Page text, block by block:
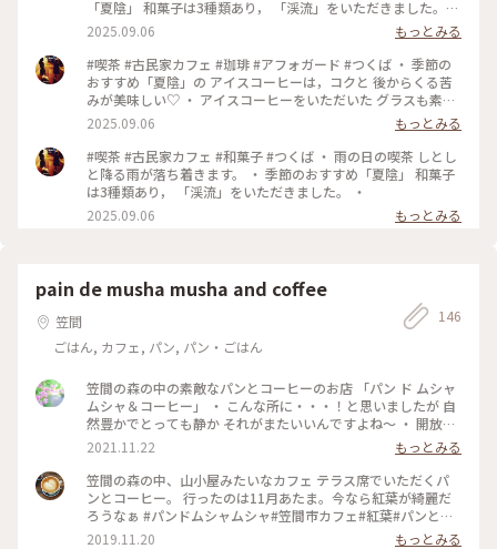
「夏陰」 和菓子は3種類あり， 「渓流」をいただきました。
・
2025.09.06
もっとみる
#喫茶 #古民家カフェ #珈琲 #アフォガード #つくば ・ 季節の
おすすめ「夏陰」の アイスコーヒーは，コクと 後からくる苦
みが美味しい♡ ・ アイスコーヒーをいただいた グラスも素敵
で,, 白とネイビーの 柄が浮かびあがり涼やかでした˚✧₊ ・
2025.09.06
もっとみる
#喫茶 #古民家カフェ #和菓子 #つくば ・ 雨の日の喫茶 しとし
と降る雨が落ち着きます。 ・ 季節のおすすめ「夏陰」 和菓子
は3種類あり， 「渓流」をいただきました。 ・
2025.09.06
もっとみる
pain de musha musha and coffee
笠間
ごはん, カフェ, パン, パン・ごはん
146
笠間の森の中の素敵なパンとコーヒーのお店 「パン ド ムシャ
ムシャ＆コーヒー」 ・ こんな所に・・・！と思いましたが 自
然豊かでとっても静か それがまたいいんですよね〜 ・ 開放感
抜群のテラスで キッシュとカブのポタージュと コーヒーとカ
フェオレを ・ パンはお土産用に購入 とても美味しかったです
・ #私のことりっぷ #秋日和 #茨城県#笠間市#パンドムシャム
シャアンドコーヒー#テラス席
2021.11.22
もっとみる
笠間の森の中、山小屋みたいなカフェ テラス席でいただくパ
ンとコーヒー。 行ったのは11月あたま。今なら紅葉が綺麗だ
ろうなぁ #パンドムシャムシャ#笠間市カフェ#紅葉#パンとコ
ーヒー
2019.11.20
もっとみる